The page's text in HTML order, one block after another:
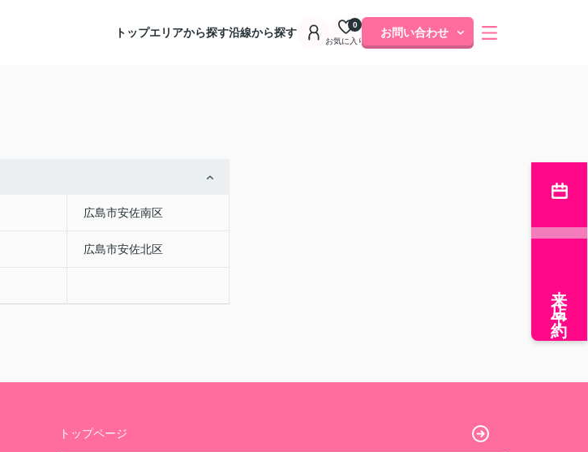
トップエリアから探す沿線から探す
お気に入り
0
お問い合わせ
広島市安佐南区
広島市安佐北区
来店予約
トップページ